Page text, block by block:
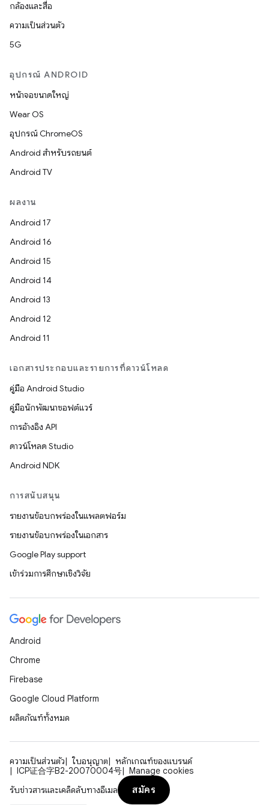
กล้องและสื่อ
ความเป็นส่วนตัว
5G
อุปกรณ์ ANDROID
หน้าจอขนาดใหญ่
Wear OS
อุปกรณ์ ChromeOS
Android สำหรับรถยนต์
Android TV
ผลงาน
Android 17
Android 16
Android 15
Android 14
Android 13
Android 12
Android 11
เอกสารประกอบและรายการที่ดาวน์โหลด
คู่มือ Android Studio
คู่มือนักพัฒนาซอฟต์แวร์
การอ้างอิง API
ดาวน์โหลด Studio
Android NDK
การสนับสนุน
รายงานข้อบกพร่องในแพลตฟอร์ม
รายงานข้อบกพร่องในเอกสาร
Google Play support
เข้าร่วมการศึกษาเชิงวิจัย
Android
Chrome
Firebase
Google Cloud Platform
ผลิตภัณฑ์ทั้งหมด
ความเป็นส่วนตัว ใบอนุญาต
หลักเกณฑ์ของแบรนด์
ICP证合字B2-20070004号
Manage cookies
รับข่าวสารและเคล็ดลับทางอีเมล
สมัคร